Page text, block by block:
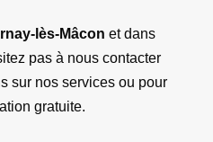
lès-Mâcon et dans
pas à nous contacter
sur nos services ou pour
gratuite.